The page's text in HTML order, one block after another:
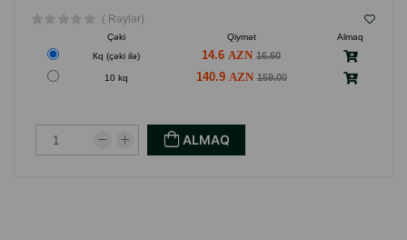
( Rəylər)
Çəki Qiymət
Almaq
Кq (çəki ilə)
14.6 16.60
10 kq 140.9 159.00
ALMAQ